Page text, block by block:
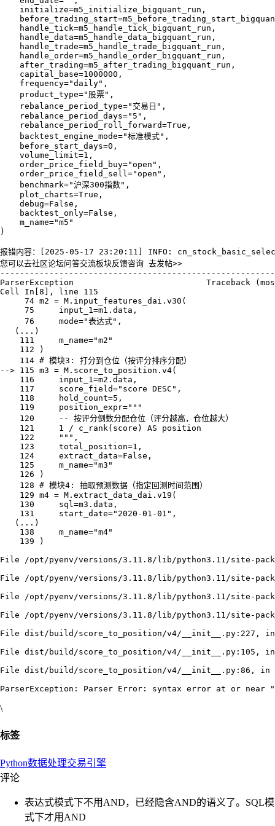
    initialize=m5_initialize_bigquant_run,
    handle_tick=m5_handle_tick_bigquant_run,
    handle_data=m5_handle_data_bigquant_run,
    handle_trade=m5_handle_trade_bigquant_run,
    handle_order=m5_handle_order_bigquant_run,
    after_trading=m5_after_trading_bigquant_run,
    capital_base=1000000,
    frequency="daily",
    product_type="股票",
    rebalance_period_type="交易日",
    rebalance_period_days="5",
    rebalance_period_roll_forward=True,
    backtest_engine_mode="标准模式",
    before_start_days=0,
    volume_limit=1,
    order_price_field_buy="open",
    order_price_field_sell="open",
    benchmark="沪深300指数",
    plot_charts=True,
    debug=False,
    backtest_only=False,
    m_name="m5"
)
报错内容：[2025-05-17 23:20:11] INFO:
您可以去社区论坛问答交流板块反馈咨询 去发帖>>
ParserException                           Traceback
Cell In[8], line 115
     74 m2 = M.input_features_dai.v30(
     75     input_1=m1.data,
     76     mode="表达式",
   (...)
    111     m_name="m2"
    112 )
    114 # 模块3: 打分到仓位（按评分排序分配）
--> 115 m3 = M.score_to_position.v4(
    116     input_1=m2.data,
    117     score_field="score DESC",
    118     hold_count=5,
    119     position_expr="""
    120     -- 按评分倒数分配仓位（评分越高，仓位越大）
    121     1 / c_rank(score) AS position
    122     """,
    123     total_position=1,
    124     extract_data=False,
    125     m_name="m3"
    126 )
    128 # 模块4: 抽取预测数据（指定回测时间范围）
    129 m4 = M.extract_data_dai.v19(
    130     sql=m3.data,
    131     start_date="2020-01-01",
   (...)
    138     m_name="m4"
    139 )
File /opt/pyenv/versions/3.11.8/lib/python3.11/site-
File /opt/pyenv/versions/3.11.8/lib/python3.11/site-
File /opt/pyenv/versions/3.11.8/lib/python3.11/site-
File /opt/pyenv/versions/3.11.8/lib/python3.11/site-
File dist/build/score_to_position/v4/__init__.py:227,
File dist/build/score_to_position/v4/__init__.py:105, in
File dist/build/score_to_position/v4/__init__.py:86, in
\
标签
Python数据处理交易引擎
评论
表达式模式下不用AND，已经隐含AND的语义了。SQL模
式下才用AND